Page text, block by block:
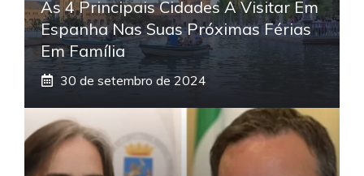
As 4 Principais Cidades A Visitar Em
Espanha Nas Suas Próximas Férias
Em Família
30 de setembro de 2024